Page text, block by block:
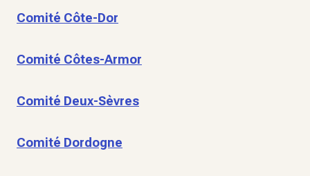
Comité Côte-Dor
Comité Côtes-Armor
Comité Deux-Sèvres
Comité Dordogne